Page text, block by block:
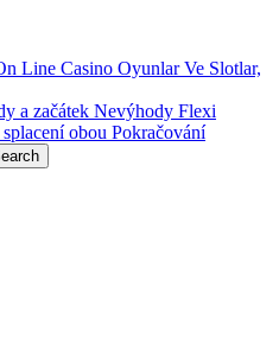
Line Casino Oyunlar Ve Slotlar,
a začátek Nevýhody Flexi
obou Pokračování